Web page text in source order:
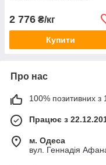
2 776 ₴/кг
Купити
Про нас
100% позитивних з
Працює з
м. Одеса
вул. Геннадія